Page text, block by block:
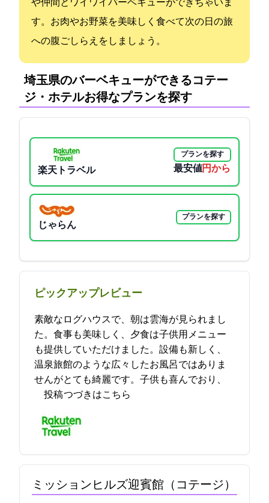
や仲間とワイワイバーベキューができちゃいま
す。お肉やお野菜を美味しく食べて次の日の旅
への腹ごしらえをしましょう。
埼玉県のバーベキューができるコテー
ジ・ホテル:お得なプランを探す
楽天トラベル
プランを探す
最安値4378円から
じゃらん
プランを探す
ピックアップレビュー
素敵なログハウスで、朝は雲海が見られまし
た。食事も美味しく、夕食は子供用メニュー
も提供していただけました。設備も新しく、
温泉旅館のような広々したお風呂ではありま
せんがとても綺麗です。子供も喜んでおり、
… 2021-10-06 12:45:03投稿つづきはこちら
ミッションヒルズ迎賓館（コテージ）